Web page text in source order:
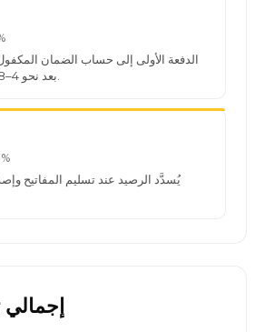
الدفعة الأولى إلى حساب الضمان
يُسدَّد الرصيد عند تسليم المفاتيح
إجمالي